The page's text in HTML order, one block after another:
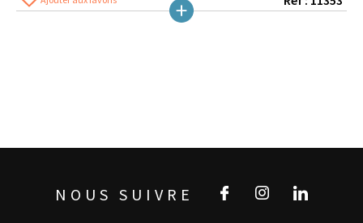
NOUS SUIVRE